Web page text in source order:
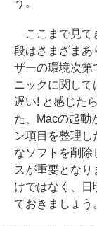
う。
ここまで見て
段はさまざまあ
ザーの環境次
ニックに関して
遅い! と感じた
た、Macの起動
ン項目を整理
なソフトを削除
スが重要とな
けではなく、日
ておきましょう